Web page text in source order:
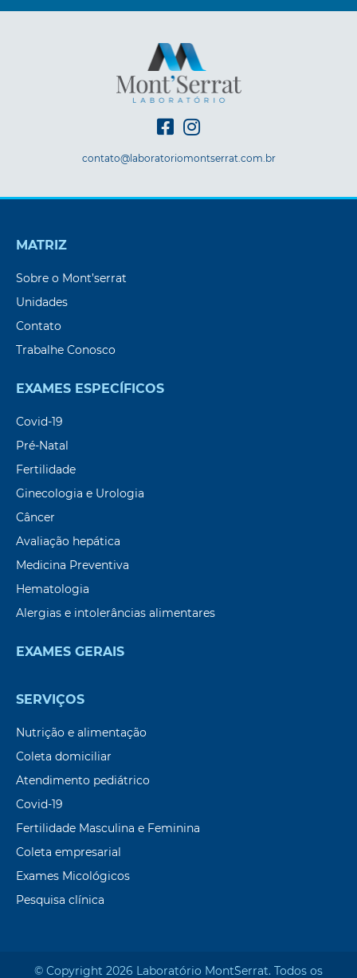
contato@laboratoriomontserrat.com.br
MATRIZ
Sobre o Mont’serrat
Unidades
Contato
Trabalhe Conosco
EXAMES ESPECÍFICOS
Covid-19
Pré-Natal
Fertilidade
Ginecologia e Urologia
Câncer
Avaliação hepática
Medicina Preventiva
Hematologia
Alergias e intolerâncias alimentares
EXAMES GERAIS
SERVIÇOS
Nutrição e alimentação
Coleta domiciliar
Atendimento pediátrico
Covid-19
Fertilidade Masculina e Feminina
Coleta empresarial
Exames Micológicos
Pesquisa clínica
© Copyright 2026 Laboratório Mont`Serrat. Todos os